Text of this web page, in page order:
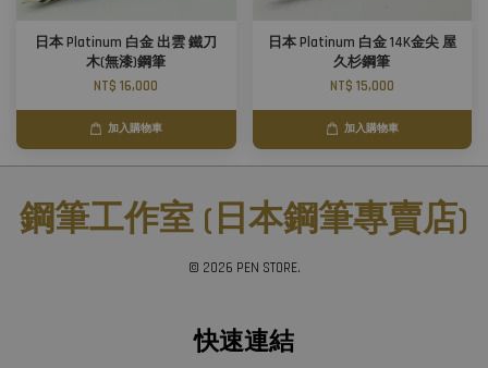
日本 Platinum 白金 出雲 鐵刀
木(無漆)鋼筆
NT$ 16,000
加入購物車
日本 Platinum 白金 14K金尖 屋
久杉鋼筆
NT$ 15,000
加入購物車
鋼筆工作室 (日本鋼筆專賣店)
© 2026 PEN STORE.
快速連結